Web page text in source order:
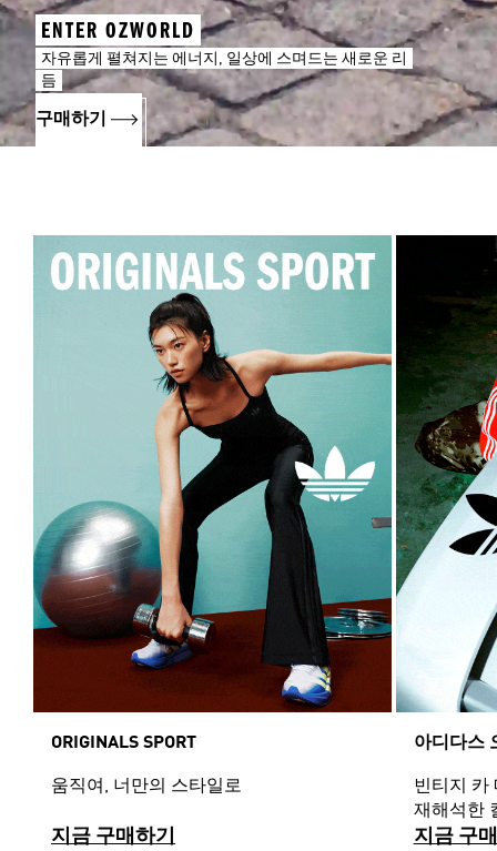
ENTER OZWORLD
자유롭게 펼쳐지는 에너지, 일상에 스며드는 새로운 리
듬
구매하기
ORIGINALS SPORT
움직여, 너만의 스타일로
지금 구매하기
아디다스
빈티지 카
재해석한
지금 구